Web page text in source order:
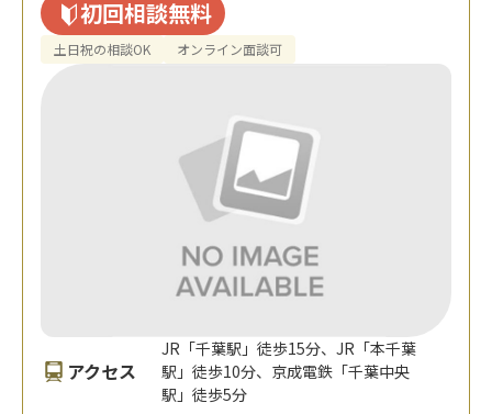
初回相談無料
土日祝の相談OK オンライン面談可
アクセス
JR「千葉駅」徒歩15分、JR「本千葉
駅」徒歩10分、京成電鉄「千葉中央
駅」徒歩5分